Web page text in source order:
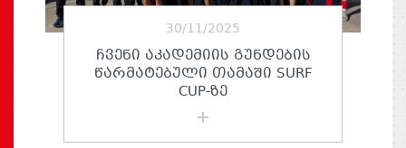
30/11/2025
ᲩᲕᲔᲜᲘ ᲐᲙᲐᲓᲔᲛᲘᲘᲡ ᲒᲣᲜᲓᲔᲑᲘᲡ
ᲬᲐᲠᲛᲐᲢᲔᲑᲣᲚᲘ ᲗᲐᲛᲐᲨᲘ SURF
CUP-ᲖᲔ